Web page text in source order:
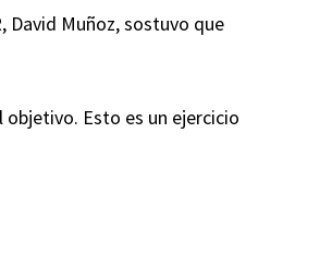
David Muñoz, sostuvo que
Esto es un ejercicio